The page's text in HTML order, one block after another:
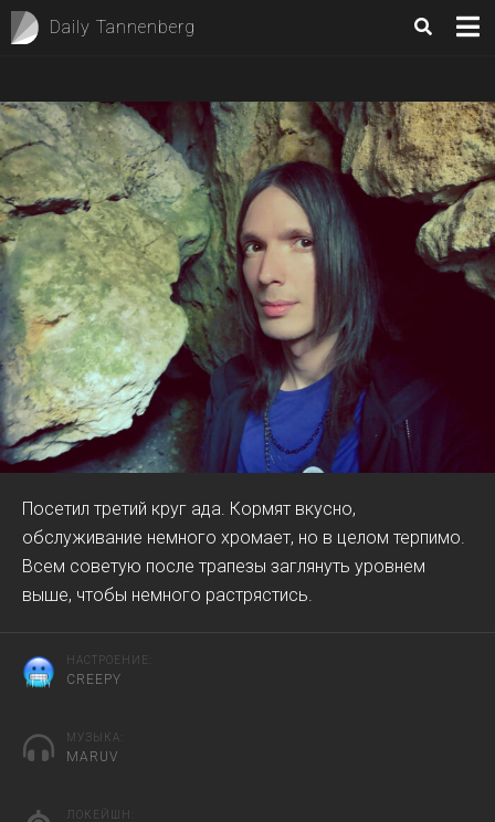
Daily Tannenberg
Посетил третий круг ада. Кормят вкусно,
обслуживание немного хромает, но в целом терпимо.
Всем советую после трапезы заглянуть уровнем
выше, чтобы немного растрястись.
НАСТРОЕНИЕ:
CREEPY
МУЗЫКА:
MARUV
ЛОКЕЙШН: